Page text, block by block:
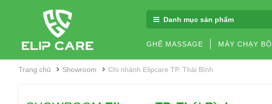
Danh mục sản phẩm
GHẾ MASSAGE MÁY CHẠY BỘ
Trang chủ Showroom Chi nhánh Elipcare TP. Thái Bình